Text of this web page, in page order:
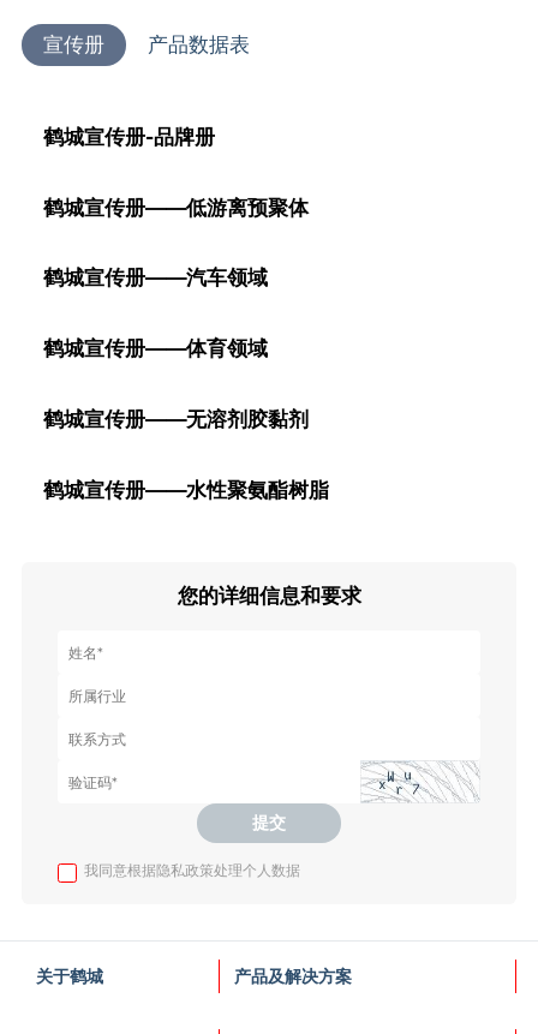
宣传册 产品数据表
鹤城宣传册-品牌册
鹤城宣传册——低游离预聚体
鹤城宣传册——汽车领域
鹤城宣传册——体育领域
鹤城宣传册——无溶剂胶黏剂
鹤城宣传册——水性聚氨酯树脂
您的详细信息和要求
提交
我同意根据隐私政策处理个人数据
关于鹤城 产品及解决方案